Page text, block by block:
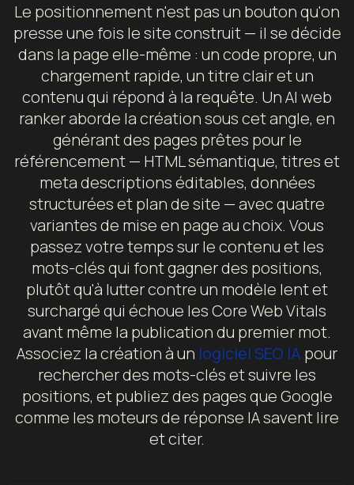
Le positionnement n'est pas un bouton qu'on
presse une fois le site construit — il se décide
dans la page elle-même : un code propre, un
chargement rapide, un titre clair et un
contenu qui répond à la requête. Un AI web
ranker aborde la création sous cet angle, en
générant des pages prêtes pour le
référencement — HTML sémantique, titres et
meta descriptions éditables, données
structurées et plan de site — avec quatre
variantes de mise en page au choix. Vous
passez votre temps sur le contenu et les
mots-clés qui font gagner des positions,
plutôt qu'à lutter contre un modèle lent et
surchargé qui échoue les Core Web Vitals
avant même la publication du premier mot.
Associez la création à un logiciel SEO IA pour
rechercher des mots-clés et suivre les
positions, et publiez des pages que Google
comme les moteurs de réponse IA savent lire
et citer.